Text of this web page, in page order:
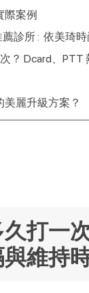
際案例
診所 : 依美琦
？ Dcard、PTT
麗升級方案？
打一
維持